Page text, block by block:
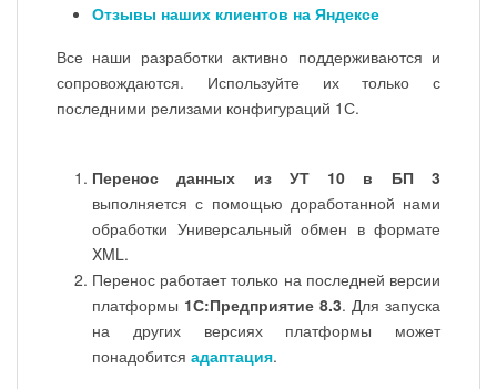
Отзывы наших клиентов на Яндексе
Все наши разработки активно поддерживаются и
сопровождаются. Используйте их только с
последними релизами конфигураций 1С.
Перенос данных из УТ 10 в БП 3
выполняется с помощью доработанной нами
обработки Универсальный обмен в формате
XML.
Перенос работает только на последней версии
платформы 1С:Предприятие 8.3. Для запуска
на других версиях платформы может
понадобится адаптация.